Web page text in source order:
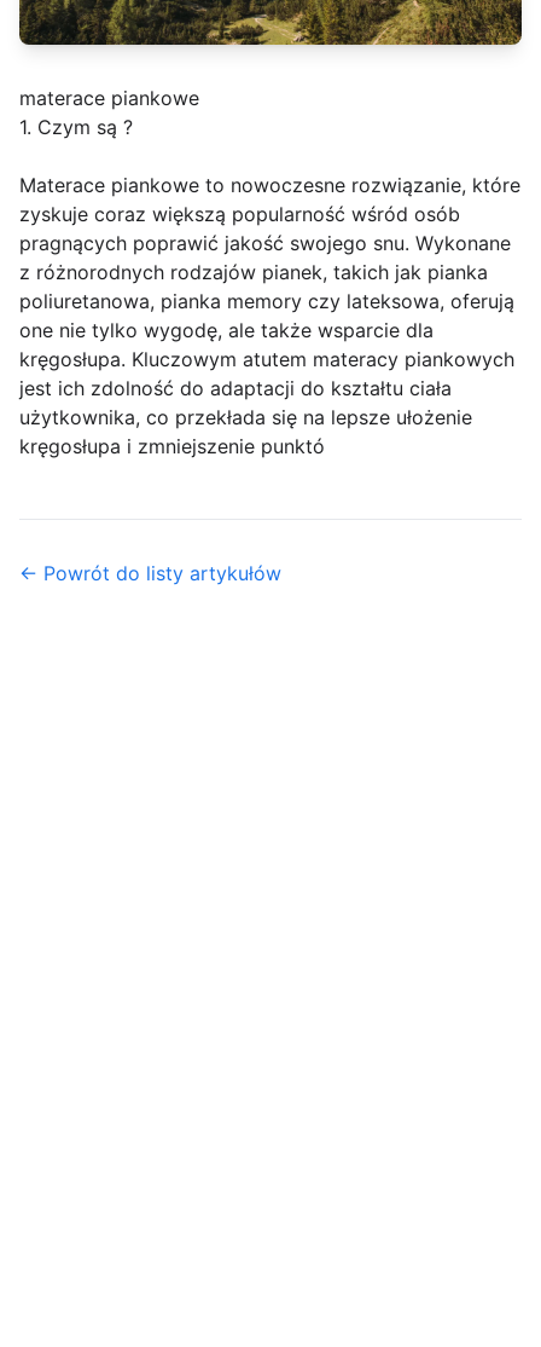
materace piankowe
1. Czym są ?
Materace piankowe to nowoczesne rozwiązanie, które
zyskuje coraz większą popularność wśród osób
pragnących poprawić jakość swojego snu. Wykonane
z różnorodnych rodzajów pianek, takich jak pianka
poliuretanowa, pianka memory czy lateksowa, oferują
one nie tylko wygodę, ale także wsparcie dla
kręgosłupa. Kluczowym atutem materacy piankowych
jest ich zdolność do adaptacji do kształtu ciała
użytkownika, co przekłada się na lepsze ułożenie
kręgosłupa i zmniejszenie punktó
← Powrót do listy artykułów